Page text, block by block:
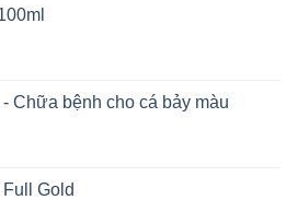
₫.
Chữa bệnh cho cá bảy màu
Gold